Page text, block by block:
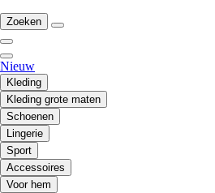
Zoeken
Nieuw
Kleding
Kleding grote maten
Schoenen
Lingerie
Sport
Accessoires
Voor hem